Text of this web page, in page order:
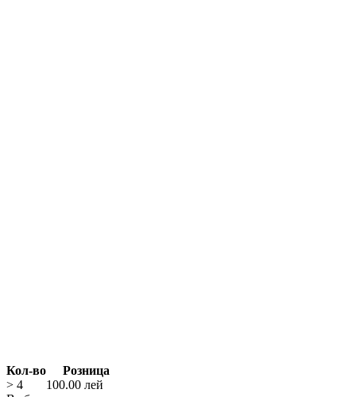
Кол-во
Розница
> 4
100.00 лей